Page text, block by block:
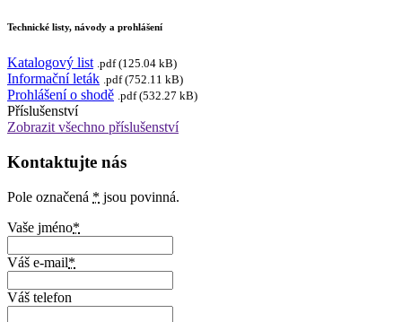
Technické listy, návody a prohlášení
Katalogový list .pdf (125.04 kB)
Informační leták .pdf (752.11 kB)
Prohlášení o shodě .pdf (532.27 kB)
Příslušenství
Zobrazit všechno příslušenství
Kontaktujte nás
Pole označená * jsou povinná.
Vaše jméno*
Váš e-mail*
Váš telefon